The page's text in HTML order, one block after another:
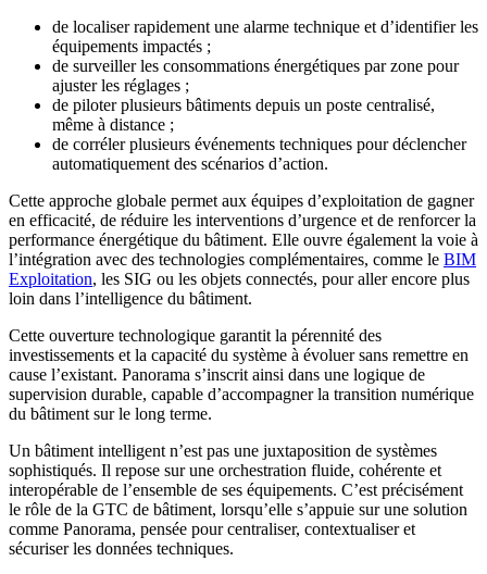
de localiser rapidement une alarme technique et d’identifier les
équipements impactés ;
de surveiller les consommations énergétiques par zone pour
ajuster les réglages ;
de piloter plusieurs bâtiments depuis un poste centralisé,
même à distance ;
de corréler plusieurs événements techniques pour déclencher
automatiquement des scénarios d’action.
Cette approche globale permet aux équipes d’exploitation de gagner
en efficacité, de réduire les interventions d’urgence et de renforcer la
performance énergétique du bâtiment. Elle ouvre également la voie à
l’intégration avec des technologies complémentaires, comme le BIM
Exploitation, les SIG ou les objets connectés, pour aller encore plus
loin dans l’intelligence du bâtiment.
Cette ouverture technologique garantit la pérennité des
investissements et la capacité du système à évoluer sans remettre en
cause l’existant. Panorama s’inscrit ainsi dans une logique de
supervision durable, capable d’accompagner la transition numérique
du bâtiment sur le long terme.
Un bâtiment intelligent n’est pas une juxtaposition de systèmes
sophistiqués. Il repose sur une orchestration fluide, cohérente et
interopérable de l’ensemble de ses équipements. C’est précisément
le rôle de la GTC de bâtiment, lorsqu’elle s’appuie sur une solution
comme Panorama, pensée pour centraliser, contextualiser et
sécuriser les données techniques.